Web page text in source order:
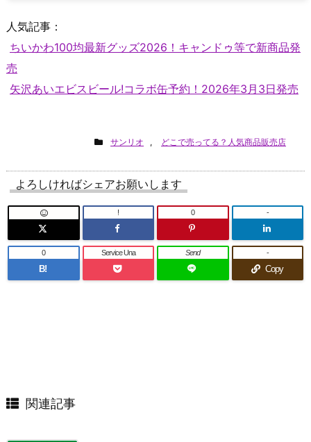
人気記事：
ちいかわ100均最新グッズ2026！キャンドゥ等で新商品発
売
矢沢あいエビスビール!コラボ缶予約！2026年3月3日発売
サンリオ , どこで売ってる？人気商品販売店
よろしければシェアお願いします
! 0 -
B!
0 Service Una Send
Copy
-
関連記事